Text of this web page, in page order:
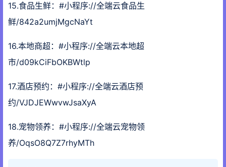
15.食品生鲜：#小程序://全端云食品生
鲜/842a2umjMgcNaYt
16.本地商超：#小程序://全端云本地超
市/d09kCiFbOKBWtlp
17.酒店预约：#小程序://全端云酒店预
约/VJDJEWwvwJsaXyA
18.宠物领养：#小程序://全端云宠物领
养/OqsO8Q7Z7rhyMTh